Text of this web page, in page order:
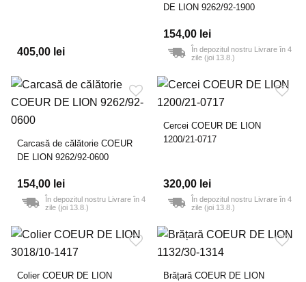
405,00 lei
DE LION 9262/92-1900
154,00 lei
În depozitul nostru Livrare în 4
zile (joi 13.8.)
Carcasă de călătorie COEUR
DE LION 9262/92-0600
154,00 lei
În depozitul nostru Livrare în 4
zile (joi 13.8.)
Cercei COEUR DE LION
1200/21-0717
320,00 lei
În depozitul nostru Livrare în 4
zile (joi 13.8.)
Colier COEUR DE LION
Brățară COEUR DE LION